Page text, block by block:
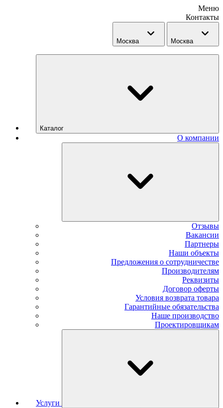
Меню
Контакты
Москва Москва
Каталог
О компании
Отзывы
Вакансии
Партнеры
Наши объекты
Предложения о сотрудничестве
Производителям
Реквизиты
Договор оферты
Условия возврата товара
Гарантийные обязательства
Наше производство
Проектировщикам
Услуги